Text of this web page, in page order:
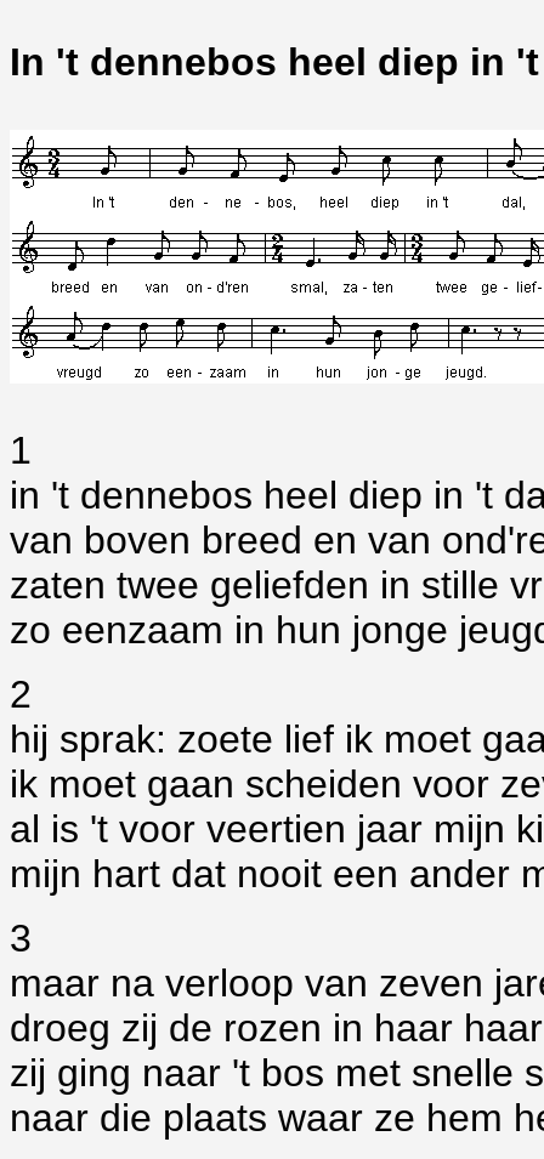
In 't dennebos heel diep in
1
in 't dennebos heel diep in 't
van boven breed en van
zaten twee geliefden in stille
zo eenzaam in hun jonge
2
hij sprak: zoete lief ik moet
ik moet gaan scheiden voor
al is 't voor veertien jaar mijn
mijn hart dat nooit een ander
3
maar na verloop van zeven
droeg zij de rozen in haar haar
zij ging naar 't bos met snelle
naar die plaats waar ze hem